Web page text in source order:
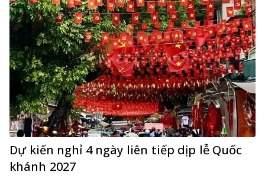
Dự kiến nghỉ 4 ngày liên tiếp dịp lễ Quốc
khánh 2027